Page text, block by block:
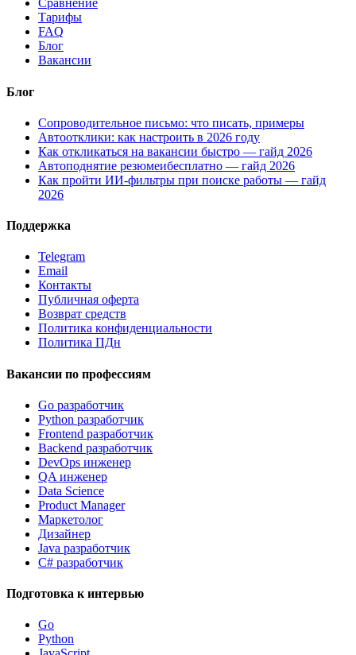
Сравнение
Тарифы
FAQ
Блог
Вакансии
Блог
Сопроводительное письмо: что писать, примеры
Автоотклики: как настроить в 2026 году
Как откликаться на вакансии быстро — гайд 2026
Автоподнятие резюмеибесплатно — гайд 2026
Как пройти ИИ-фильтры при поиске работы — гайд
2026
Поддержка
Telegram
Email
Контакты
Публичная оферта
Возврат средств
Политика конфиденциальности
Политика ПДн
Вакансии по профессиям
Go разработчик
Python разработчик
Frontend разработчик
Backend разработчик
DevOps инженер
QA инженер
Data Science
Product Manager
Маркетолог
Дизайнер
Java разработчик
C# разработчик
Подготовка к интервью
Go
Python